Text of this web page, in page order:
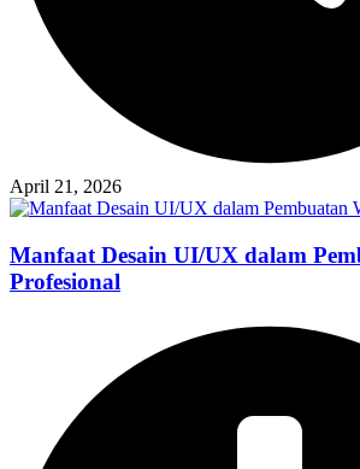
April 21, 2026
Manfaat Desain UI/UX dalam
Profesional